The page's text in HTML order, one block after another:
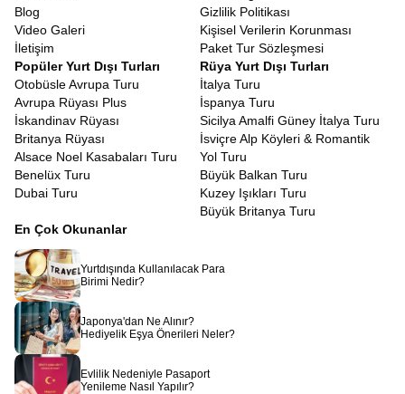
Blog
Video Galeri
İletişim
Gizlilik Politikası
Kişisel Verilerin Korunması
Paket Tur Sözleşmesi
Popüler Yurt Dışı Turları
Otobüsle Avrupa Turu
Avrupa Rüyası Plus
İskandinav Rüyası
Britanya Rüyası
Alsace Noel Kasabaları Turu
Benelüx Turu
Dubai Turu
Rüya Yurt Dışı Turları
İtalya Turu
İspanya Turu
Sicilya Amalfi Güney İtalya Turu
İsviçre Alp Köyleri & Romantik
Yol Turu
Büyük Balkan Turu
Kuzey Işıkları Turu
Büyük Britanya Turu
En Çok Okunanlar
Yurtdışında Kullanılacak Para
Birimi Nedir?
Japonya'dan Ne Alınır?
Hediyelik Eşya Önerileri Neler?
Evlilik Nedeniyle Pasaport
Yenileme Nasıl Yapılır?